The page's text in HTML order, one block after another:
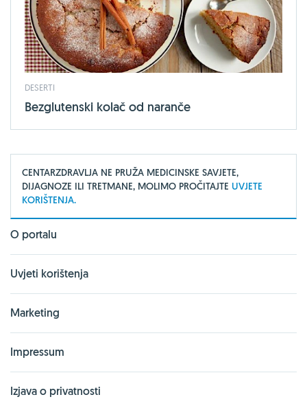
DESERTI
Bezglutenski kolač od naranče
CENTARZDRAVLJA NE PRUŽA MEDICINSKE SAVJETE,
DIJAGNOZE ILI TRETMANE, MOLIMO PROČITAJTE UVJETE
KORIŠTENJA.
O portalu
Uvjeti korištenja
Marketing
Impressum
Izjava o privatnosti